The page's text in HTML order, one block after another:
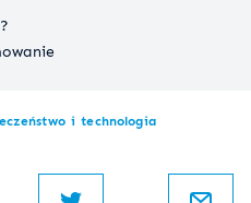
i technologia